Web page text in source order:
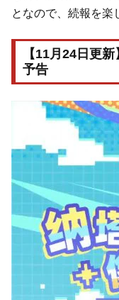
となので、続報を楽
【11月24日更
予告